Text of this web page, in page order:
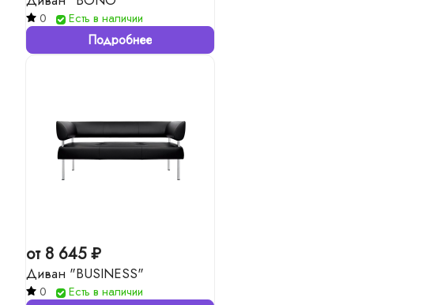
0 Есть в наличии
Подробнее
от 8 645 ₽
Диван "BUSINESS"
0 Есть в наличии